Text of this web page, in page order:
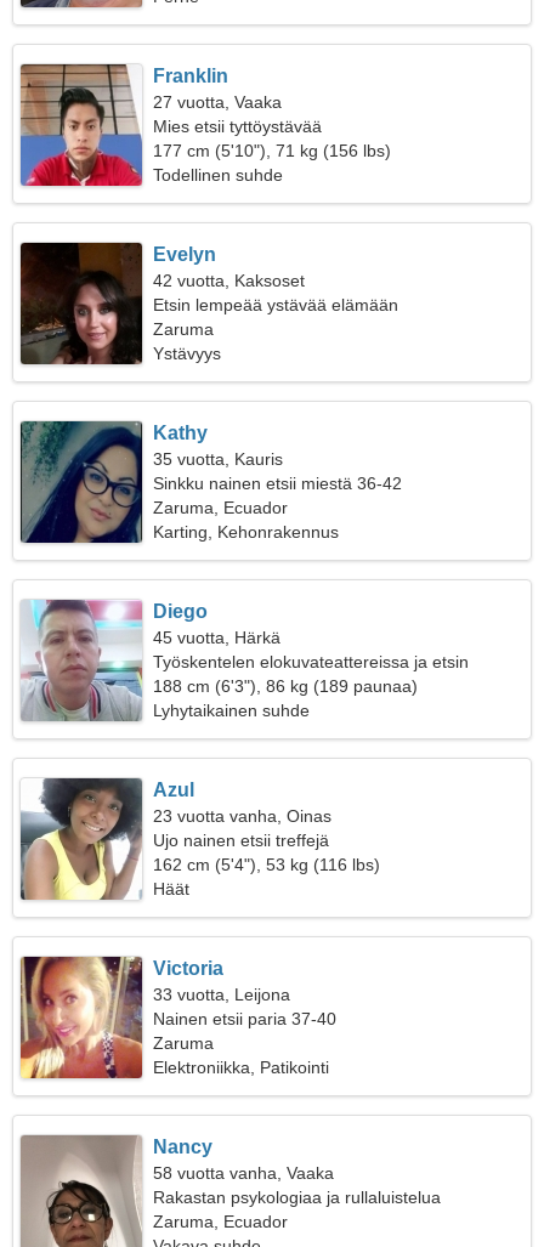
Franklin
27 vuotta, Vaaka
Mies etsii tyttöystävää
177 cm (5'10"), 71 kg (156 lbs)
Todellinen suhde
Evelyn
42 vuotta, Kaksoset
Etsin lempeää ystävää elämään
Zaruma
Ystävyys
Kathy
35 vuotta, Kauris
Sinkku nainen etsii miestä 36-42
Zaruma, Ecuador
Karting, Kehonrakennus
Diego
45 vuotta, Härkä
Työskentelen elokuvateattereissa ja etsin
ystävällistä naista
188 cm (6'3"), 86 kg (189 paunaa)
Lyhytaikainen suhde
Azul
23 vuotta vanha, Oinas
Ujo nainen etsii treffejä
162 cm (5'4"), 53 kg (116 lbs)
Häät
Victoria
33 vuotta, Leijona
Nainen etsii paria 37-40
Zaruma
Elektroniikka, Patikointi
Nancy
58 vuotta vanha, Vaaka
Rakastan psykologiaa ja rullaluistelua
Zaruma, Ecuador